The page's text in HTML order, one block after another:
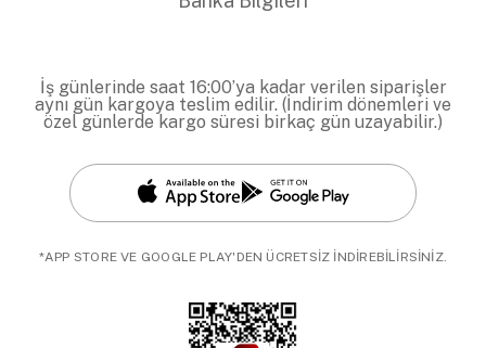
İş günlerinde saat 16:00’ya kadar verilen siparişler
aynı gün kargoya teslim edilir. (İndirim dönemleri ve
özel günlerde kargo süresi birkaç gün uzayabilir.)
*APP STORE VE GOOGLE PLAY'DEN ÜCRETSİZ İNDİREBİLİRSİNİZ.